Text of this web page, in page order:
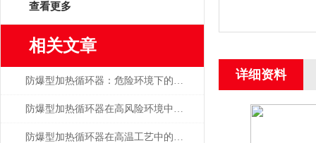
查看更多
相关文章
防爆型加热循环器：危险环境下的安全温控卫士
防爆型加热循环器在高风险环境中的可靠性分析
防爆型加热循环器在高温工艺中的角色
详细资料